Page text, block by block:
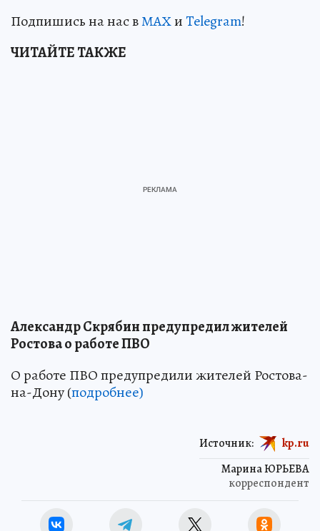
Подпишись на нас вМАХиTelegram!
ЧИТАЙТЕ ТАКЖЕ
Александр Скрябин предупредил жителей
Ростова о работе ПВО
О работе ПВО предупредили жителей Ростова-
на-Дону (подробнее)
Марина ЮРЬЕВА
корреспондент
Источник: kp.ru